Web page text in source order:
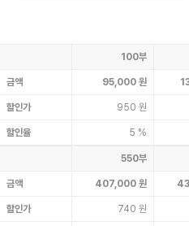
금액
할인가
할인율
100부
95,000 원
950 원
5 %
금액
할인가
550부
407,000 원
740 원